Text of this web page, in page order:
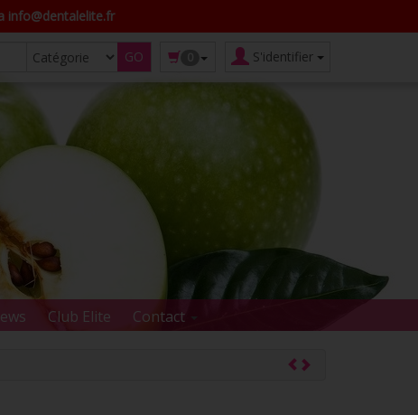
info@dentalelite.fr
S'identifier
Club Elite Contact